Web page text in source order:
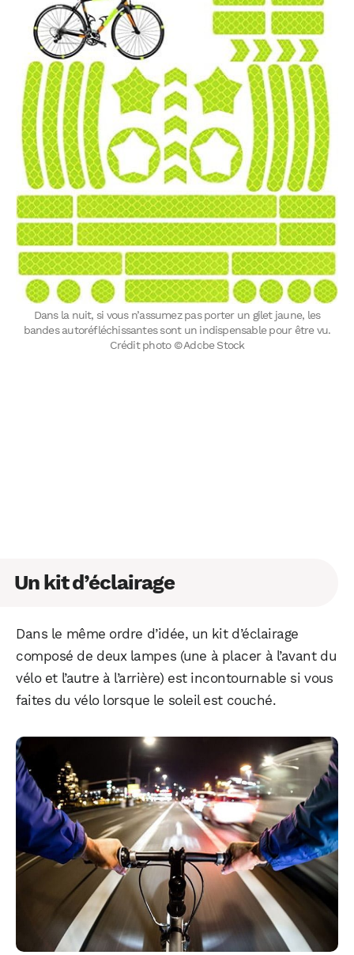
Dans la nuit, si vous n’assumez pas porter un gilet jaune, les
bandes autoréfléchissantes sont un indispensable pour être vu.
Crédit photo © Adobe Stock
Un kit d’éclairage
Dans le même ordre d’idée, un kit d’éclairage
composé de deux lampes (une à placer à l’avant du
vélo et l’autre à l’arrière) est incontournable si vous
faites du vélo lorsque le soleil est couché.